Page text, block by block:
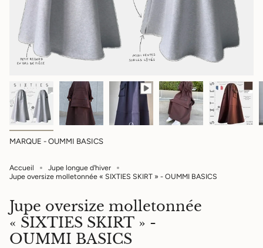
MARQUE - OUMMI BASICS
Accueil
Jupe longue d'hiver
Jupe oversize molletonnée « SIXTIES SKIRT » - OUMMI BASICS
Jupe oversize molletonnée
« SIXTIES SKIRT » -
OUMMI BASICS